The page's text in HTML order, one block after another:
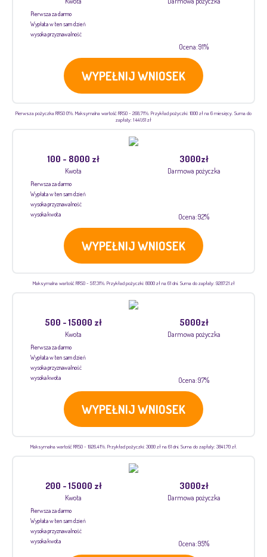
Pierwsza za darmo
Wypłata w ten sam dzień
wysoka przyznawalność
Ocena: 91%
WYPEŁNIJ WNIOSEK
Pierwsza pożyczka RRSO 0%. Maksymalna wartość RRSO - 268,71%. Przykład pożyczki: 1000 zł na 6 miesięcy. Suma do
zapłaty: 1 441,61 zł
100 - 8000 zł
Kwota
3000zł
Darmowa pożyczka
Pierwsza za darmo
Wypłata w ten sam dzień
wysoka przyznawalność
wysoka kwota
Ocena: 92%
WYPEŁNIJ WNIOSEK
Maksymalna wartość RRSO - 517,31%. Przykład pożyczki: 8000 zł na 61 dni. Suma do zapłaty: 9287.21 zł
500 - 15000 zł
Kwota
5000zł
Darmowa pożyczka
Pierwsza za darmo
Wypłata w ten sam dzień
wysoka przyznawalność
wysoka kwota
Ocena: 97%
WYPEŁNIJ WNIOSEK
Maksymalna wartość RRSO - 1926,41%. Przykład pożyczki: 3000 zł na 61 dni. Suma do zapłaty: 3841,70 zł.
200 - 15000 zł
Kwota
3000zł
Darmowa pożyczka
Pierwsza za darmo
Wypłata w ten sam dzień
wysoka przyznawalność
wysoka kwota
Ocena: 95%